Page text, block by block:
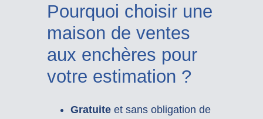
Pourquoi choisir une
maison de ventes
aux enchères pour
votre estimation ?
Gratuiteet sans obligation de